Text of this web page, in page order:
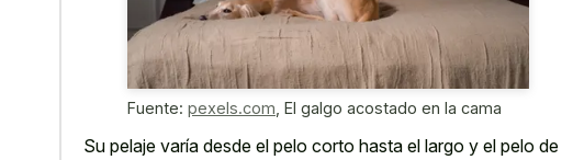
Fuente: pexels.com El galgo acostado en la cama
Su pelaje varía desde el pelo corto hasta el largo y el pelo de